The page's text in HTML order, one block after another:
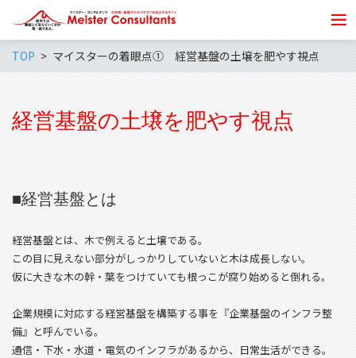
TOP マイスターの着眼点① 経営基盤の土壌を肥やす視点
経営基盤の土壌を肥やす視点
■経営基盤とは
経営基盤とは、木で例えると土壌である。
この目に見えない部分がしっかりしていないと木は成長しない。
仮に大きな木の幹・葉をつけていても根っこが腐り始めると倒れる。
企業規模に対応する経営基盤を構築する事を『企業基盤のインフラ整
備』と呼んでいる。
通信・下水・水道・電気のインフラがあるから、日常生活ができる。